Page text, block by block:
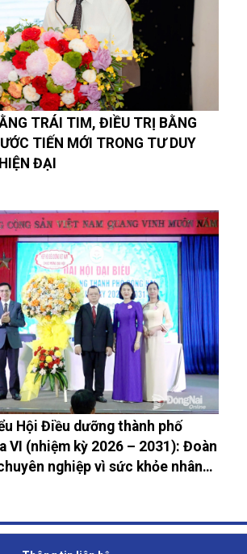
TRÁI TIM, ĐIỀU TRỊ BẰNG
TIẾN MỚI TRONG TƯ DUY
ĐẠI
Hội Điều dưỡng thành phố
VI (nhiệm kỳ 2026 – 2031): Đoàn
nghiệp vì sức khỏe nhân